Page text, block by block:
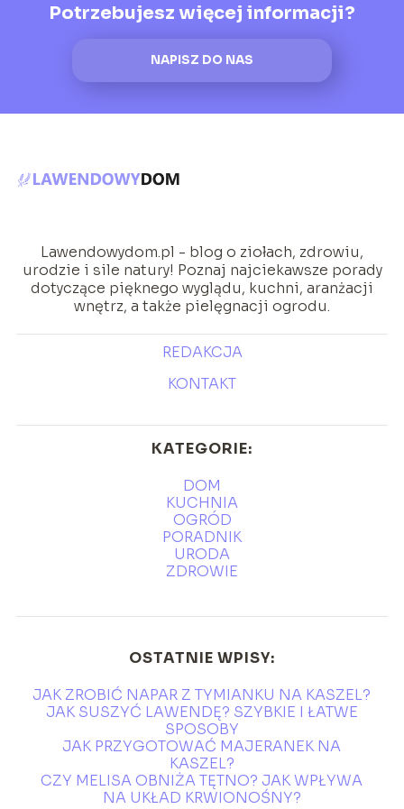
Potrzebujesz więcej informacji?
NAPISZ DO NAS
Lawendowydom.pl - blog o ziołach, zdrowiu,
urodzie i sile natury! Poznaj najciekawsze porady
dotyczące pięknego wyglądu, kuchni, aranżacji
wnętrz, a także pielęgnacji ogrodu.
REDAKCJA
KONTAKT
KATEGORIE:
DOM
KUCHNIA
OGRÓD
PORADNIK
URODA
ZDROWIE
OSTATNIE WPISY:
JAK ZROBIĆ NAPAR Z TYMIANKU NA KASZEL?
JAK SUSZYĆ LAWENDĘ? SZYBKIE I ŁATWE
SPOSOBY
JAK PRZYGOTOWAĆ MAJERANEK NA
KASZEL?
CZY MELISA OBNIŻA TĘTNO? JAK WPŁYWA
NA UKŁAD KRWIONOŚNY?